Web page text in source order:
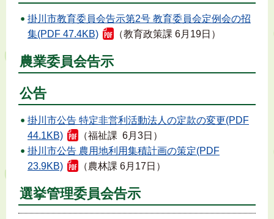
掛川市教育委員会告示第2号 教育委員会定例会の招
集(PDF 47.4KB)
（教育政策課 6月19日）
農業委員会告示
公告
掛川市公告 特定非営利活動法人の定款の変更(PDF
44.1KB)
（福祉課 6月3日）
掛川市公告 農用地利用集積計画の策定(PDF
23.9KB)
（農林課 6月17日）
選挙管理委員会告示